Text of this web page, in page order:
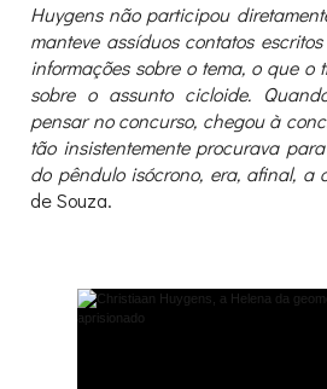
Huygens não participou
manteve assíduos contatos
informações sobre o tema, o que o
sobre o assunto cicloide.
pensar no concurso, chegou à
tão insistentemente procurava
do pêndulo isócrono, era, afinal, a
de Souza.